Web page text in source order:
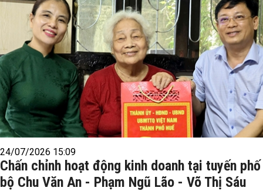
24/07/2026 15:09
Chấn chỉnh hoạt động kinh doanh tại tuyến
bộ Chu Văn An - Phạm Ngũ Lão - Võ Thị Sáu